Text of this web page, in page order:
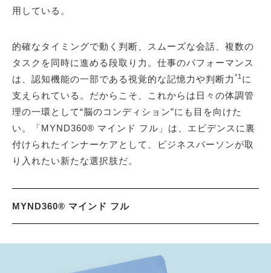
用している。
的確なタイミングで動く判断、スムーズな会話、複数の
タスクを同時に進める段取り力。仕事のパフォーマンス
は、認知機能の一部である視覚的な記憶力や判断力 *1 に
支えられている。だからこそ、これからは日々の体調管
理の一環として“脳のコンディション”にも目を向けた
い。「MYND360® マインド フル」は、エビデンスに裏
付けられたインナーケアとして、ビジネスパーソンが取
り入れたい新たな選択肢だ。
MYND360® マインド フル